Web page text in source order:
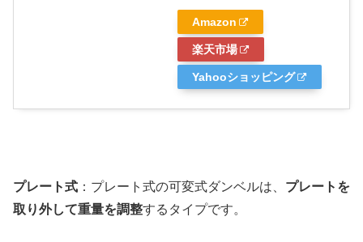
Amazon
楽天市場
Yahooショッピング
プレート式 ：プレート式の可変式ダンベルは、 プレートを
取り外して重量を調整するタイプです。